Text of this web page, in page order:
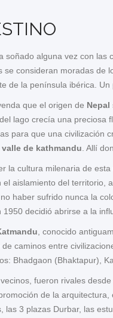
soñado alguna vez con las
se consideran moradas de
de la península ibérica.
que el origen de Nepal
lago crecía una preciosa
para que una civilización
valle de kathmandu . Allí
la cultura milenaria de
el aislamiento del territorio,
haber sufrido nunca la
1950 decidió abrirse a la
, conocido
caminos entre
Bhadgaon (Bhaktapur),
fueron rivales
de la
las 3 plazas Durbar, las